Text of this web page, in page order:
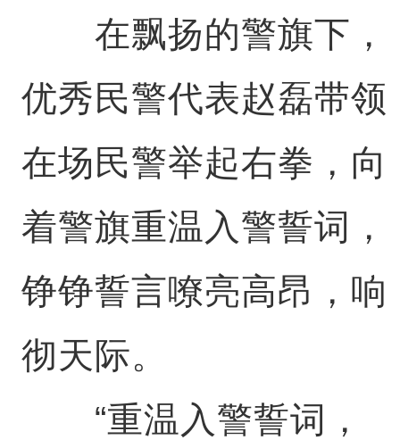
在飘扬的警旗下，
优秀民警代表赵磊带领
在场民警举起右拳，向
着警旗重温入警誓词，
铮铮誓言嘹亮高昂，响
彻天际。
“重温入警誓词，